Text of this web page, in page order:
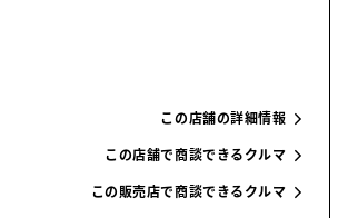
この店舗の詳細情報
この店舗で商談できるクルマ
この販売店で商談できるクルマ